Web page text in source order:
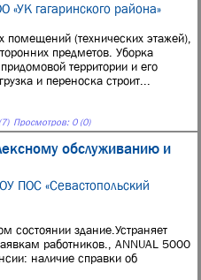
«УК гагаринского района»
помещений (технических этажей),
предметов. Уборка
территории и его
и переноска строит...
Просмотров: 0 (0)
обслуживанию и
ПОС «Севастопольский
состоянии здание.Устраняет
работников., ANNUAL 5000
наличие справки об